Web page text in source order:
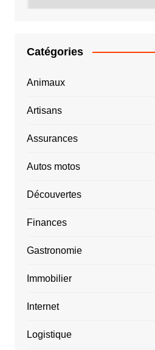
Catégories
Animaux
Artisans
Assurances
Autos motos
Découvertes
Finances
Gastronomie
Immobilier
Internet
Logistique